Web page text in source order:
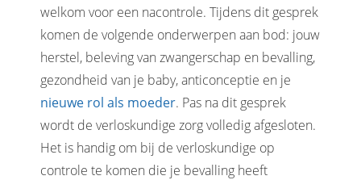
welkom voor een nacontrole. Tijdens dit gesprek
komen de volgende onderwerpen aan bod: jouw
herstel, beleving van zwangerschap en bevalling,
gezondheid van je baby, anticonceptie en je
nieuwe rol als moeder. Pas na dit gesprek
wordt de verloskundige zorg volledig afgesloten.
Het is handig om bij de verloskundige op
controle te komen die je bevalling heeft